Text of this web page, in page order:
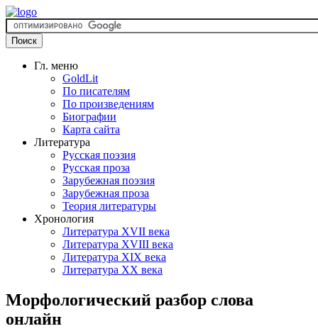
Гл. меню
GoldLit
По писателям
По произведениям
Биографии
Карта сайта
Литература
Русская поэзия
Русская проза
Зарубежная поэзия
Зарубежная проза
Теория литературы
Хронология
Литература XVII века
Литература XVIII века
Литература XIX века
Литература XX века
Морфологический разбор слова
онлайн